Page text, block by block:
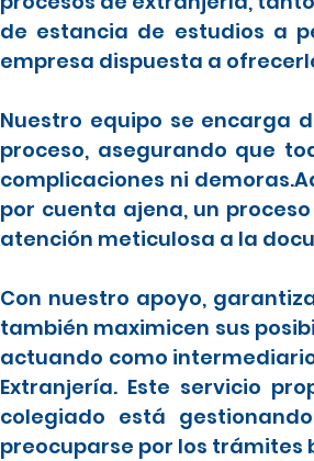
de estancia de estudios a
empresa dispuesta a
Nuestro equipo se encarga
proceso, asegurando que
complicaciones ni
por cuenta ajena, un
atención meticulosa a la
Con nuestro apoyo,
también maximicen sus
actuando como
Extranjería. Este servicio
colegiado está
preocuparse por los trámites